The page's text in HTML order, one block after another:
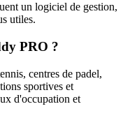
un logiciel de gestion,
utiles.
PRO ?
centres de padel,
sportives et
d'occupation et